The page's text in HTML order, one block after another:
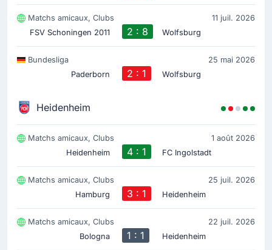
Matchs amicaux, Clubs
11 juil. 2026
FSV Schoningen 2011
2 : 8 Wolfsburg
Bundesliga
25 mai 2026
Paderborn
2 : 1 Wolfsburg
Heidenheim
Matchs amicaux, Clubs
1 août 2026
Heidenheim
4 : 1 FC Ingolstadt
Matchs amicaux, Clubs
25 juil. 2026
Hamburg
3 : 1 Heidenheim
Matchs amicaux, Clubs
22 juil. 2026
Bologna
1 : 1 Heidenheim